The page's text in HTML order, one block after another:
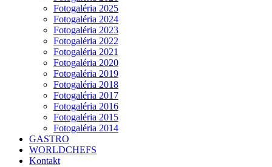
Fotogaléria 2025
Fotogaléria 2024
Fotogaléria 2023
Fotogaléria 2022
Fotogaléria 2021
Fotogaléria 2020
Fotogaléria 2019
Fotogaléria 2018
Fotogaléria 2017
Fotogaléria 2016
Fotogaléria 2015
Fotogaléria 2014
GASTRO
WORLDCHEFS
Kontakt